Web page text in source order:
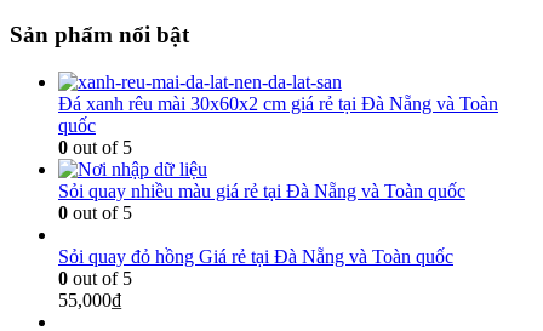
Sản phẩm nổi bật
Đá xanh rêu mài 30x60x2 cm giá rẻ tại Đà Nẵng và Toàn
quốc
0 out of 5
Sỏi quay nhiều màu giá rẻ tại Đà Nẵng và Toàn quốc
0 out of 5
Sỏi quay đỏ hồng Giá rẻ tại Đà Nẵng và Toàn quốc
0 out of 5
55,000₫